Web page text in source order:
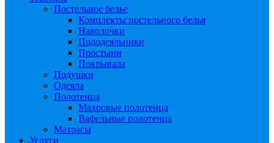
Постельное белье
Комплекты постельного белья
Наволочки
Пододеяльники
Простыни
Покрывала
Подушки
Одеяла
Полотенца
Махровые полотенца
Вафельные полотенца
Матрасы
Услуги